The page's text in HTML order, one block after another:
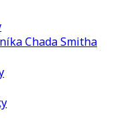
Chada Smitha